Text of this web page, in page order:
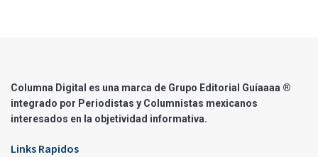
Columna Digital es una marca de Grupo Editorial Guíaaaa ®
integrado por Periodistas y Columnistas mexicanos
interesados en la objetividad informativa.
Links Rapidos